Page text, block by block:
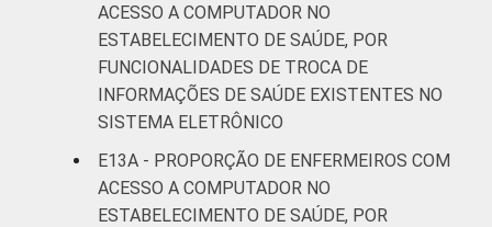
ACESSO A COMPUTADOR NO
ESTABELECIMENTO DE SAÚDE, POR
FUNCIONALIDADES DE TROCA DE
INFORMAÇÕES DE SAÚDE EXISTENTES NO
SISTEMA ELETRÔNICO
E13A - PROPORÇÃO DE ENFERMEIROS COM
ACESSO A COMPUTADOR NO
ESTABELECIMENTO DE SAÚDE, POR